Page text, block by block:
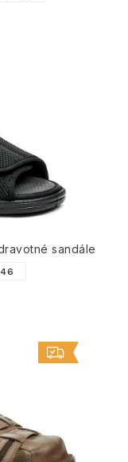
sandále
46